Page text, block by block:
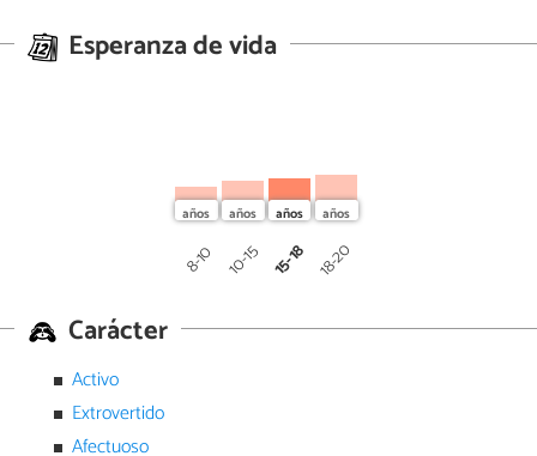
Esperanza de vida
8-10 10-15 15-18 18-20
Carácter
Activo
Extrovertido
Afectuoso